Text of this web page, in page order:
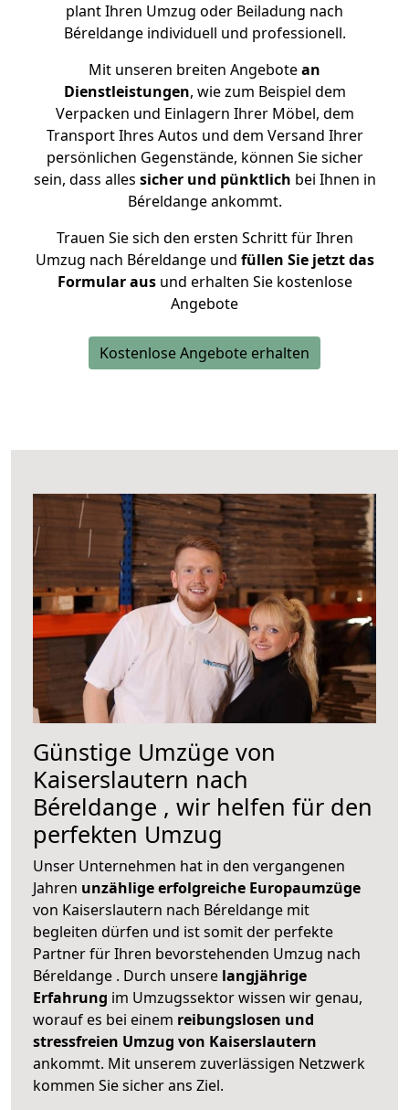
plant Ihren Umzug oder Beiladung nach
Béreldange individuell und professionell.
Mit unseren breiten Angebotean
Dienstleistungen, wie zum Beispiel dem
Verpacken und Einlagern Ihrer Möbel, dem
Transport Ihres Autos und dem Versand Ihrer
persönlichen Gegenstände, können Sie sicher
sein, dass alles sicher und pünktlich bei Ihnen in
Béreldange ankommt.
Trauen Sie sich den ersten Schritt für Ihren
Umzug nach Béreldange und füllen Sie jetzt das
Formular ausund erhalten Sie kostenlose
Angebote
Kostenlose Angebote erhalten
Günstige Umzüge von
Kaiserslautern nach
Béreldange , wir helfen für den
perfekten Umzug
Unser Unternehmen hat in den vergangenen
Jahren unzählige erfolgreiche Europaumzüge
von Kaiserslautern nach Béreldange mit
begleiten dürfen und ist somit der perfekte
Partner für Ihren bevorstehenden Umzug nach
Béreldange . Durch unsere langjährige
Erfahrung im Umzugssektor wissen wir genau,
worauf es bei einem reibungslosen und
stressfreien Umzug von Kaiserslautern
ankommt. Mit unserem zuverlässigen Netzwerk
kommen Sie sicher ans Ziel.